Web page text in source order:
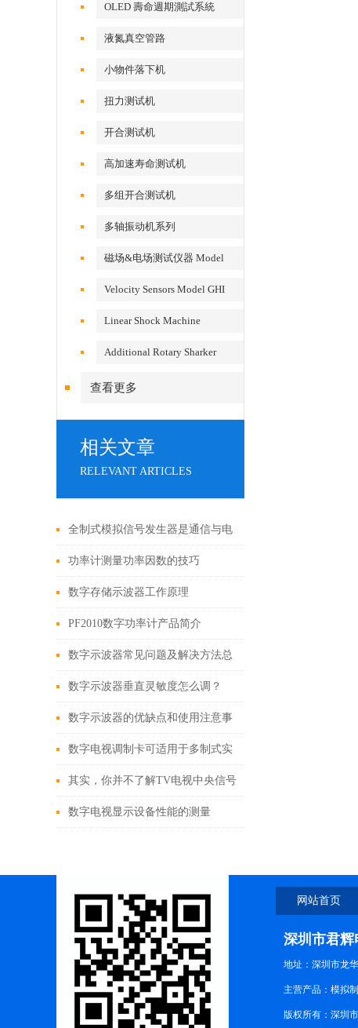
OLED 壽命週期測試系統
液氮真空管路
小物件落下机
扭力测试机
开合测试机
高加速寿命测试机
多组开合测试机
多轴振动机系列
磁场&电场测试仪器 Model
Velocity Sensors Model GHI
Linear Shock Machine
Additional Rotary Sharker
查看更多
相关文章
RELEVANT ARTICLES
全制式模拟信号发生器是通信与电
子测量的核心工具
功率计测量功率因数的技巧
数字存储示波器工作原理
PF2010数字功率计产品简介
数字示波器常见问题及解决方法总
结
数字示波器垂直灵敏度怎么调？
数字示波器的优缺点和使用注意事
项
数字电视调制卡可适用于多制式实
时编码测试的数字信号源
其实，你并不了解TV电视中央信号
源中心
数字电视显示设备性能的测量
网站首页
深圳市君辉
地址：深圳市龙
主营产品：模拟
版权所有：深圳